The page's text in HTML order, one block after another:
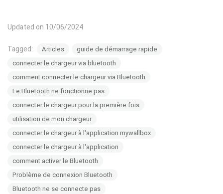
Updated on 10/06/2024
Tagged: Articles
guide de démarrage rapide
connecter le chargeur via bluetooth
comment connecter le chargeur via Bluetooth
Le Bluetooth ne fonctionne pas
connecter le chargeur pour la première fois
utilisation de mon chargeur
connecter le chargeur à l'application mywallbox
connecter le chargeur à l'application
comment activer le Bluetooth
Problème de connexion Bluetooth
Bluetooth ne se connecte pas